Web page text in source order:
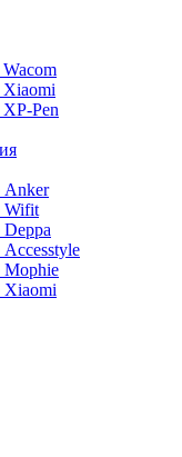
Pen
Anker
Wifit
Xiaomi